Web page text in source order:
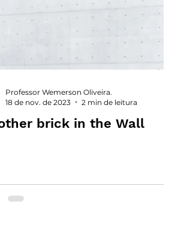
brick in the Wall
Professor Wemerson Oliveira.
18 de nov. de 2023
2 min de leitura